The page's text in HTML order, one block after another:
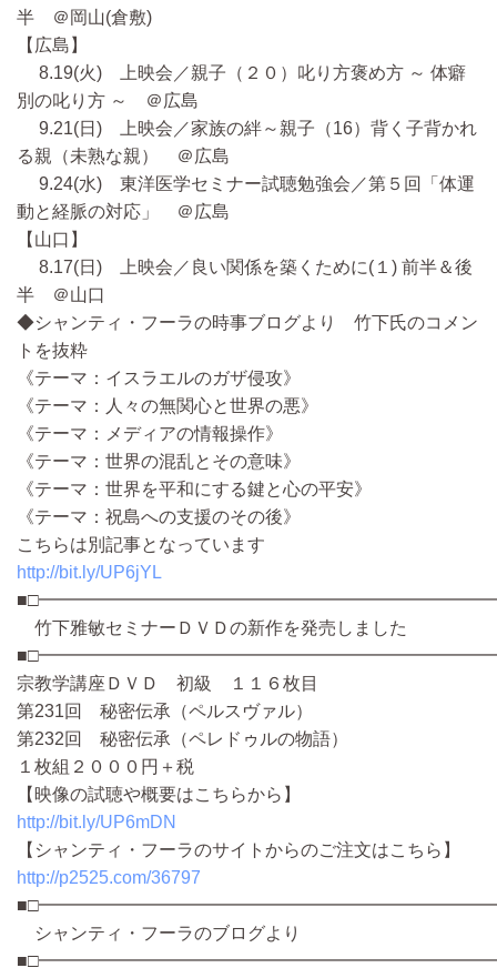
半 ＠岡山(倉敷)
【広島】
8.19(火) 上映会／親子（２０）叱り方褒め方 ～ 体癖
別の叱り方 ～ ＠広島
9.21(日) 上映会／家族の絆～親子（16）背く子背かれ
る親（未熟な親） ＠広島
9.24(水) 東洋医学セミナー試聴勉強会／第５回「体運
動と経脈の対応」 ＠広島
【山口】
8.17(日) 上映会／良い関係を築くために(１) 前半＆後
半 ＠山口
◆シャンティ・フーラの時事ブログより 竹下氏のコメン
トを抜粋
《テーマ：イスラエルのガザ侵攻》
《テーマ：人々の無関心と世界の悪》
《テーマ：メディアの情報操作》
《テーマ：世界の混乱とその意味》
《テーマ：世界を平和にする鍵と心の平安》
《テーマ：祝島への支援のその後》
こちらは別記事となっています
http://bit.ly/UP6jYL
竹下雅敏セミナーＤＶＤの新作を発売しました
宗教学講座ＤＶＤ 初級 １１６枚目
第231回 秘密伝承（ペルスヴァル）
第232回 秘密伝承（ペレドゥルの物語）
１枚組２０００円＋税
【映像の試聴や概要はこちらから】
http://bit.ly/UP6mDN
【シャンティ・フーラのサイトからのご注文はこちら】
http://p2525.com/36797
シャンティ・フーラのブログより